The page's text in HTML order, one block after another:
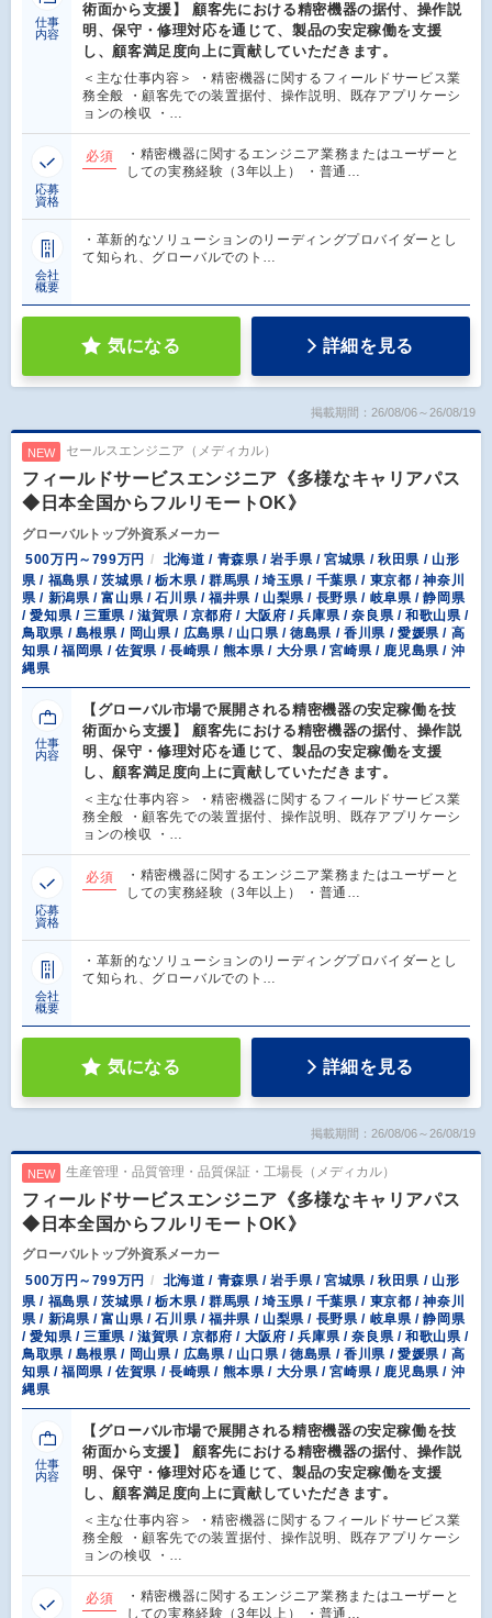
仕事
内容
術面から支援】 顧客先における精密機器の据付、操作説
明、保守・修理対応を通じて、製品の安定稼働を支援
し、顧客満足度向上に貢献していただきます。
＜主な仕事内容＞ ・精密機器に関するフィールドサービス業
務全般 ・顧客先での装置据付、操作説明、既存アプリケーシ
ョンの検収 ・…
応募
資格
必須
・精密機器に関するエンジニア業務またはユーザーと
しての実務経験（3年以上） ・普通…
会社
概要
・革新的なソリューションのリーディングプロバイダーとし
て知られ、グローバルでのト…
気になる 詳細を見る
掲載期間：26/08/06～26/08/19
NEW セールスエンジニア（メディカル）
フィールドサービスエンジニア《多様なキャリアパス
◆日本全国からフルリモートOK》
グローバルトップ外資系メーカー
500万円～799万円
北海道 / 青森県 / 岩手県 / 宮城県 / 秋田県 / 山形
県 / 福島県 / 茨城県 / 栃木県 / 群馬県 / 埼玉県 / 千葉県 / 東京都 / 神奈川
県 / 新潟県 / 富山県 / 石川県 / 福井県 / 山梨県 / 長野県 / 岐阜県 / 静岡県
/ 愛知県 / 三重県 / 滋賀県 / 京都府 / 大阪府 / 兵庫県 / 奈良県 / 和歌山県 /
鳥取県 / 島根県 / 岡山県 / 広島県 / 山口県 / 徳島県 / 香川県 / 愛媛県 / 高
知県 / 福岡県 / 佐賀県 / 長崎県 / 熊本県 / 大分県 / 宮崎県 / 鹿児島県 / 沖
縄県
仕事
内容
【グローバル市場で展開される精密機器の安定稼働を技
術面から支援】 顧客先における精密機器の据付、操作説
明、保守・修理対応を通じて、製品の安定稼働を支援
し、顧客満足度向上に貢献していただきます。
＜主な仕事内容＞ ・精密機器に関するフィールドサービス業
務全般 ・顧客先での装置据付、操作説明、既存アプリケーシ
ョンの検収 ・…
応募
資格
必須
・精密機器に関するエンジニア業務またはユーザーと
しての実務経験（3年以上） ・普通…
会社
概要
・革新的なソリューションのリーディングプロバイダーとし
て知られ、グローバルでのト…
気になる 詳細を見る
掲載期間：26/08/06～26/08/19
NEW 生産管理・品質管理・品質保証・工場長（メディカル）
フィールドサービスエンジニア《多様なキャリアパス
◆日本全国からフルリモートOK》
グローバルトップ外資系メーカー
500万円～799万円
北海道 / 青森県 / 岩手県 / 宮城県 / 秋田県 / 山形
県 / 福島県 / 茨城県 / 栃木県 / 群馬県 / 埼玉県 / 千葉県 / 東京都 / 神奈川
県 / 新潟県 / 富山県 / 石川県 / 福井県 / 山梨県 / 長野県 / 岐阜県 / 静岡県
/ 愛知県 / 三重県 / 滋賀県 / 京都府 / 大阪府 / 兵庫県 / 奈良県 / 和歌山県 /
鳥取県 / 島根県 / 岡山県 / 広島県 / 山口県 / 徳島県 / 香川県 / 愛媛県 / 高
知県 / 福岡県 / 佐賀県 / 長崎県 / 熊本県 / 大分県 / 宮崎県 / 鹿児島県 / 沖
縄県
仕事
内容
【グローバル市場で展開される精密機器の安定稼働を技
術面から支援】 顧客先における精密機器の据付、操作説
明、保守・修理対応を通じて、製品の安定稼働を支援
し、顧客満足度向上に貢献していただきます。
＜主な仕事内容＞ ・精密機器に関するフィールドサービス業
務全般 ・顧客先での装置据付、操作説明、既存アプリケーシ
ョンの検収 ・…
必須
・精密機器に関するエンジニア業務またはユーザーと
しての実務経験（3年以上） ・普通…